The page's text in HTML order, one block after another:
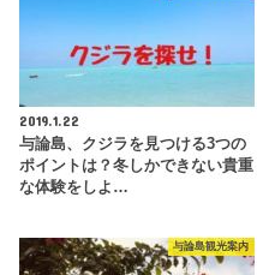
2019.1.22
与論島、クジラを見つける3つの
ポイントは？冬しかできない貴重
な体験をしよ…
与論島観光案内